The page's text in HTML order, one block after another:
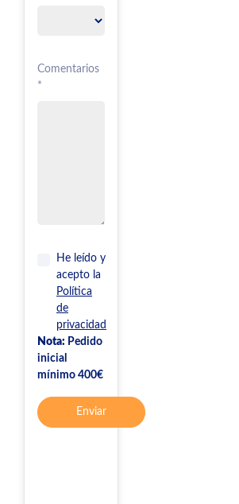
Comentarios
*
He leído y
acepto la
Política
de
privacidad
Nota: Pedido
inicial
mínimo 400€
Enviar